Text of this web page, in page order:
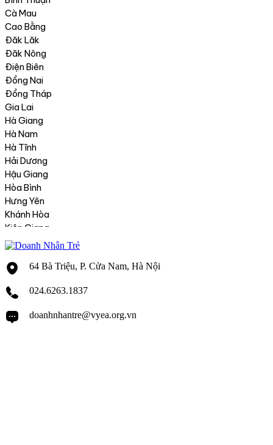
64 Bà Triệu, P. Cửa Nam, Hà Nội
024.6263.1837
doanhnhantre@vyea.org.vn